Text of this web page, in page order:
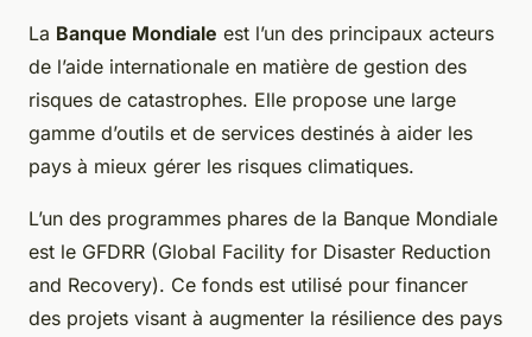
La Banque Mondiale est l’un des principaux acteurs
de l’aide internationale en matière de gestion des
risques de catastrophes. Elle propose une large
gamme d’outils et de services destinés à aider les
pays à mieux gérer les risques climatiques.
L’un des programmes phares de la Banque Mondiale
est le GFDRR (Global Facility for Disaster Reduction
and Recovery). Ce fonds est utilisé pour financer
des projets visant à augmenter la résilience des pays